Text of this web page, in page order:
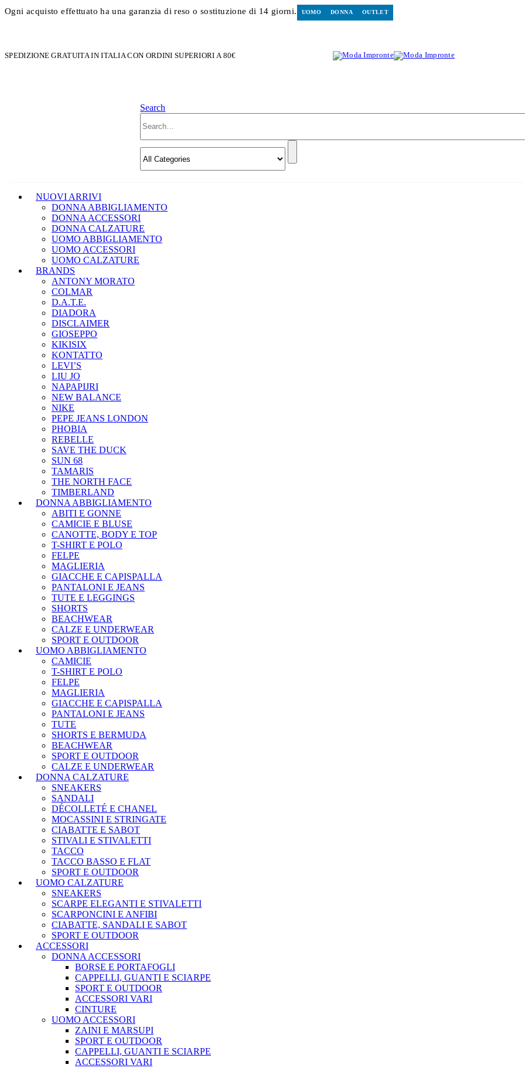
Ogni acquisto effettuato ha una garanzia di reso o sostituzione di 14 giorni. UOMO DONNA OUTLET
SPEDIZIONE GRATUITA IN ITALIA CON ORDINI SUPERIORI A 80€
Search
NUOVI ARRIVI
DONNA ABBIGLIAMENTO
DONNA ACCESSORI
DONNA CALZATURE
UOMO ABBIGLIAMENTO
UOMO ACCESSORI
UOMO CALZATURE
BRANDS
ANTONY MORATO
COLMAR
D.A.T.E.
DIADORA
DISCLAIMER
GIOSEPPO
KIKISIX
KONTATTO
LEVI’S
LIU JO
NAPAPIJRI
NEW BALANCE
NIKE
PEPE JEANS LONDON
PHOBIA
REBELLE
SAVE THE DUCK
SUN 68
TAMARIS
THE NORTH FACE
TIMBERLAND
DONNA ABBIGLIAMENTO
ABITI E GONNE
CAMICIE E BLUSE
CANOTTE, BODY E TOP
T-SHIRT E POLO
FELPE
MAGLIERIA
GIACCHE E CAPISPALLA
PANTALONI E JEANS
TUTE E LEGGINGS
SHORTS
BEACHWEAR
CALZE E UNDERWEAR
SPORT E OUTDOOR
UOMO ABBIGLIAMENTO
CAMICIE
T-SHIRT E POLO
FELPE
MAGLIERIA
GIACCHE E CAPISPALLA
PANTALONI E JEANS
TUTE
SHORTS E BERMUDA
BEACHWEAR
SPORT E OUTDOOR
CALZE E UNDERWEAR
DONNA CALZATURE
SNEAKERS
SANDALI
DÉCOLLETÉ E CHANEL
MOCASSINI E STRINGATE
CIABATTE E SABOT
STIVALI E STIVALETTI
TACCO
TACCO BASSO E FLAT
SPORT E OUTDOOR
UOMO CALZATURE
SNEAKERS
SCARPE ELEGANTI E STIVALETTI
SCARPONCINI E ANFIBI
CIABATTE, SANDALI E SABOT
SPORT E OUTDOOR
ACCESSORI
DONNA ACCESSORI
BORSE E PORTAFOGLI
CAPPELLI, GUANTI E SCIARPE
SPORT E OUTDOOR
ACCESSORI VARI
CINTURE
UOMO ACCESSORI
ZAINI E MARSUPI
SPORT E OUTDOOR
CAPPELLI, GUANTI E SCIARPE
ACCESSORI VARI